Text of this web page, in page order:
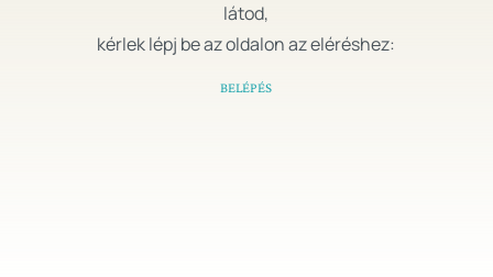
látod,
kérlek lépj be az oldalon az eléréshez:
BELÉPÉS